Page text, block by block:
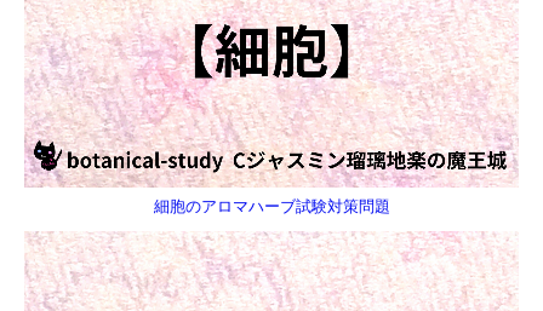
細胞のアロマハーブ試験対策問題